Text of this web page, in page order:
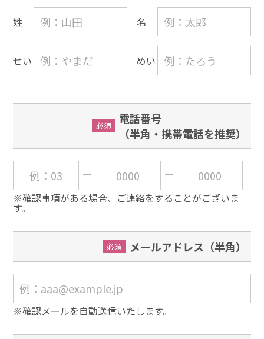
姓 名
せい めい
電話番号
（半角・携帯電話を推奨）
必須
※確認事項がある場合、ご連絡をすることがございま
す。
メールアドレス（半角）
必須
※確認メールを自動送信いたします。